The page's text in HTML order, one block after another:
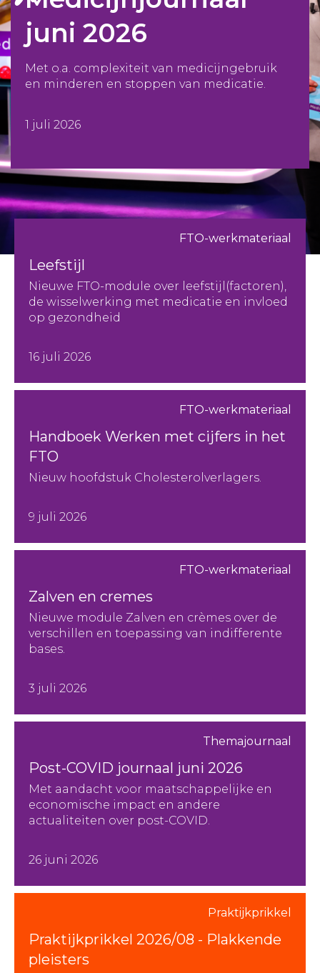
juni 2026
Met o.a. complexiteit van medicijngebruik
en minderen en stoppen van medicatie.
1 juli 2026
FTO-werkmateriaal
Leefstijl
Nieuwe FTO-module over leefstijl(factoren),
de wisselwerking met medicatie en invloed
op gezondheid
16 juli 2026
FTO-werkmateriaal
Handboek Werken met cijfers in het
FTO
Nieuw hoofdstuk Cholesterolverlagers.
9 juli 2026
FTO-werkmateriaal
Zalven en cremes
Nieuwe module Zalven en crèmes over de
verschillen en toepassing van indifferente
bases.
3 juli 2026
Themajournaal
Post-COVID journaal juni 2026
Met aandacht voor maatschappelijke en
economische impact en andere
actualiteiten over post-COVID.
26 juni 2026
Praktijkprikkel
Praktijkprikkel 2026/08 - Plakkende
pleisters